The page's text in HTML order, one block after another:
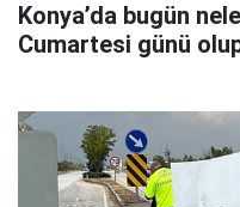
Konya’da bugün
Cumartesi günü